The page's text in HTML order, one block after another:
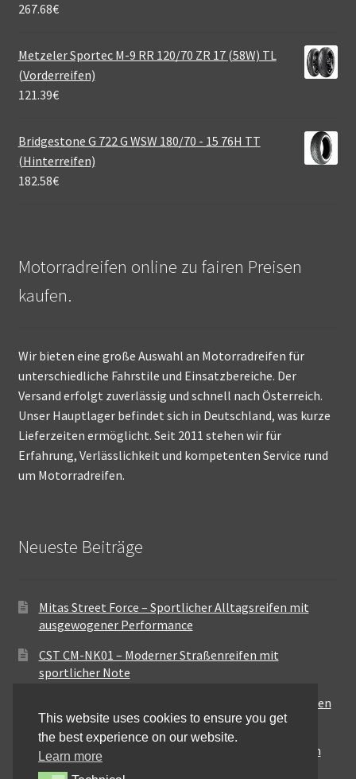
267.68€
Metzeler Sportec M-9 RR 120/70 ZR 17 (58W) TL
(Vorderreifen)
121.39€
Bridgestone G 722 G WSW 180/70 - 15 76H TT
(Hinterreifen)
182.58€
Motorradreifen online zu fairen Preisen
kaufen.
Wir bieten eine große Auswahl an Motorradreifen für
unterschiedliche Fahrstile und Einsatzbereiche. Der
Versand erfolgt zuverlässig und schnell nach Österreich.
Unser Hauptlager befindet sich in Deutschland, was kurze
Lieferzeiten ermöglicht. Seit 2011 stehen wir für
Erfahrung, Verlässlichkeit und kompetenten Service rund
um Motorradreifen.
Neueste Beiträge
Mitas Street Force – Sportlicher Alltagsreifen mit
ausgewogener Performance
CST CM-NK01 – Moderner Straßenreifen mit
sportlicher Note
Maxxis MA-ST3 – Ausgewogener Sport-Touring-Reifen
für vielseitige Einsätze
Pirelli City Demon – Zuverlässigkeit für den urbanen
Alltag
This website uses cookies to ensure you get
the best experience on our website.
Learn more